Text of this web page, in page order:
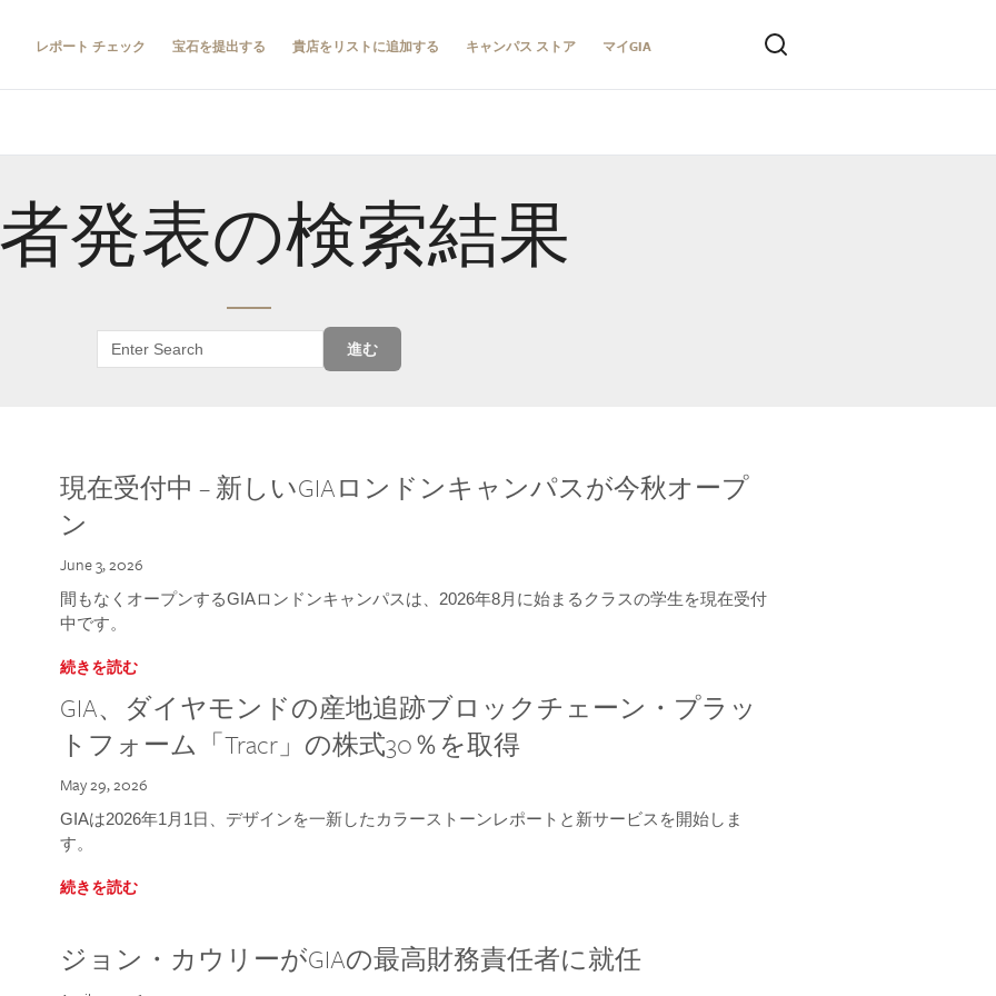
レポート チェック 宝石を提出する 貴店をリストに追加する キャンパス ストア マイGIA
発表の検索結果
進む
現在受付中 – 新しいGIAロンドンキャンパスが今秋オープ
ン
June 3, 2026
間もなくオープンするGIAロンドンキャンパスは、2026年8月に始まるクラスの学生を現在受付
中です。
続きを読む
GIA、ダイヤモンドの産地追跡ブロックチェーン・プラッ
トフォーム「Tracr」の株式30％を取得
May 29, 2026
GIAは2026年1月1日、デザインを一新したカラーストーンレポートと新サービスを開始しま
す。
続きを読む
ジョン・カウリーがGIAの最高財務責任者に就任